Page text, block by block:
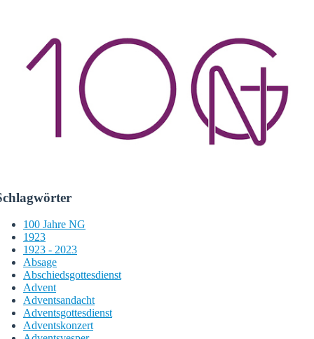
100 Jahre NG
1923
1923 - 2023
Absage
Abschiedsgottesdienst
Advent
Adventsandacht
Adventsgottesdienst
Adventskonzert